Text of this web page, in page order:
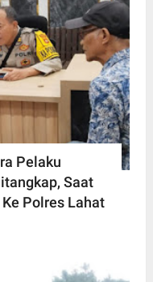
Pelaku
Saat
Polres Lahat